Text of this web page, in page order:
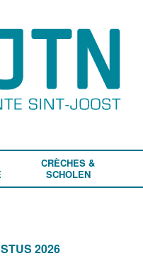
CRÈCHES &
SCHOLEN
2026